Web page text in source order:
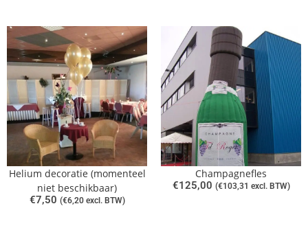
Helium decoratie (momenteel
niet beschikbaar)
€7,50 (€6,20excl. BTW)
Champagnefles
€125,00 (€103,31 excl. BTW)